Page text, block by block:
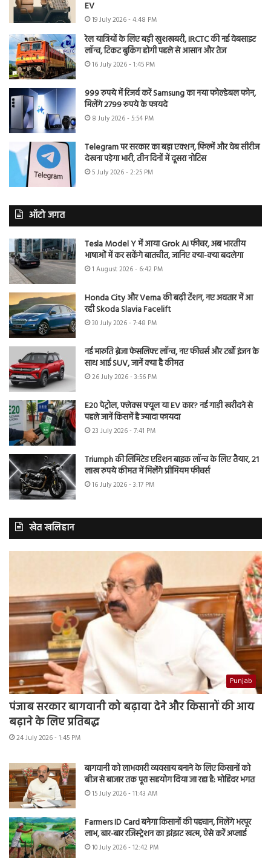
EV
19 July 2026 - 4:48 PM
रेल यात्रियों के लिए बड़ी खुशखबरी, IRCTC की नई वेबसाइट
लॉन्च, टिकट बुकिंग होगी पहले से आसान और तेज
16 July 2026 - 1:45 PM
999 रुपये में रिजर्व करें Samsung का नया फोल्डेबल फोन,
मिलेंगे 2799 रुपये के फायदे
8 July 2026 - 5:54 PM
Telegram पर सरकार का बड़ा एक्शन, फिल्में और वेब सीरीज
देखना पड़ेगा भारी, तीन दिनों में दूसरा नोटिस
5 July 2026 - 2:25 PM
ऑटो जगत
Tesla Model Y में आया Grok AI फीचर, अब भारतीय
भाषाओं में कर सकेंगे बातचीत, जानिए क्या-क्या बदलेगा
1 August 2026 - 6:42 PM
Honda City और Verna की बढ़ी टेंशन, नए अवतार में आ
रही Skoda Slavia Facelift
30 July 2026 - 7:48 PM
नई मारुति ब्रेजा फेसलिफ्ट लॉन्च, नए फीचर्स और टर्बो इंजन के
साथ आई SUV, जानें क्या है कीमत
26 July 2026 - 3:56 PM
E20 पेट्रोल, फ्लेक्स फ्यूल या EV कार? नई गाड़ी खरीदने से
पहले जानें किसमें है ज्यादा फायदा
23 July 2026 - 7:41 PM
Triumph की लिमिटेड एडिशन बाइक लॉन्च के लिए तैयार, 21
लाख रुपये कीमत में मिलेंगे प्रीमियम फीचर्स
16 July 2026 - 3:17 PM
खेत खलिहान
Punjab
पंजाब सरकार बागवानी को बढ़ावा देने और किसानों की आय
बढ़ाने के लिए प्रतिबद्ध
24 July 2026 - 1:45 PM
बागवानी को लाभकारी व्यवसाय बनाने के लिए किसानों को
बीज से बाजार तक पूरा सहयोग दिया जा रहा है: मोहिंदर भगत
15 July 2026 - 11:43 AM
Farmers ID Card बनेगा किसानों की पहचान, मिलेंगे भरपूर
लाभ, बार-बार रजिस्ट्रेशन का झंझट खत्म, ऐसे करें अप्लाई
10 July 2026 - 12:42 PM